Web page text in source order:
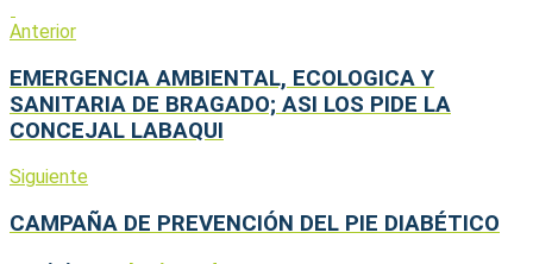
Anterior
EMERGENCIA AMBIENTAL, ECOLOGICA Y
SANITARIA DE BRAGADO; ASI LOS PIDE LA
CONCEJAL LABAQUI
Siguiente
CAMPAÑA DE PREVENCIÓN DEL PIE DIABÉTICO